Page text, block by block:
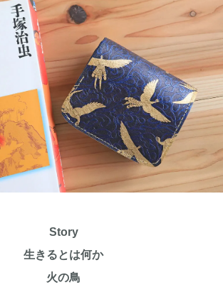
Story
生きるとは何か
火の鳥